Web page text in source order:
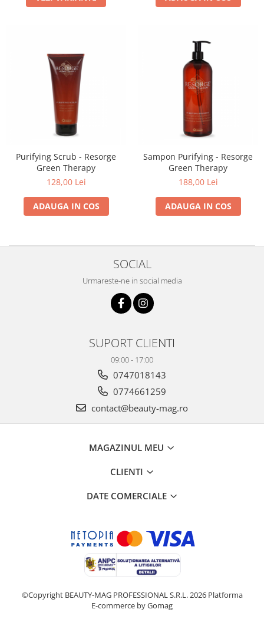
Purifying Scrub - Resorge
Green Therapy
128,00 Lei
ADAUGA IN COS
Sampon Purifying - Resorge
Green Therapy
188,00 Lei
ADAUGA IN COS
SOCIAL
Urmareste-ne in social media
SUPORT CLIENTI
09:00 - 17:00
0747018143
0774661259
contact@beauty-mag.ro
MAGAZINUL MEU
CLIENTI
DATE COMERCIALE
©Copyright BEAUTY-MAG PROFESSIONAL S.R.L. 2026 Platforma
E-commerce by Gomag